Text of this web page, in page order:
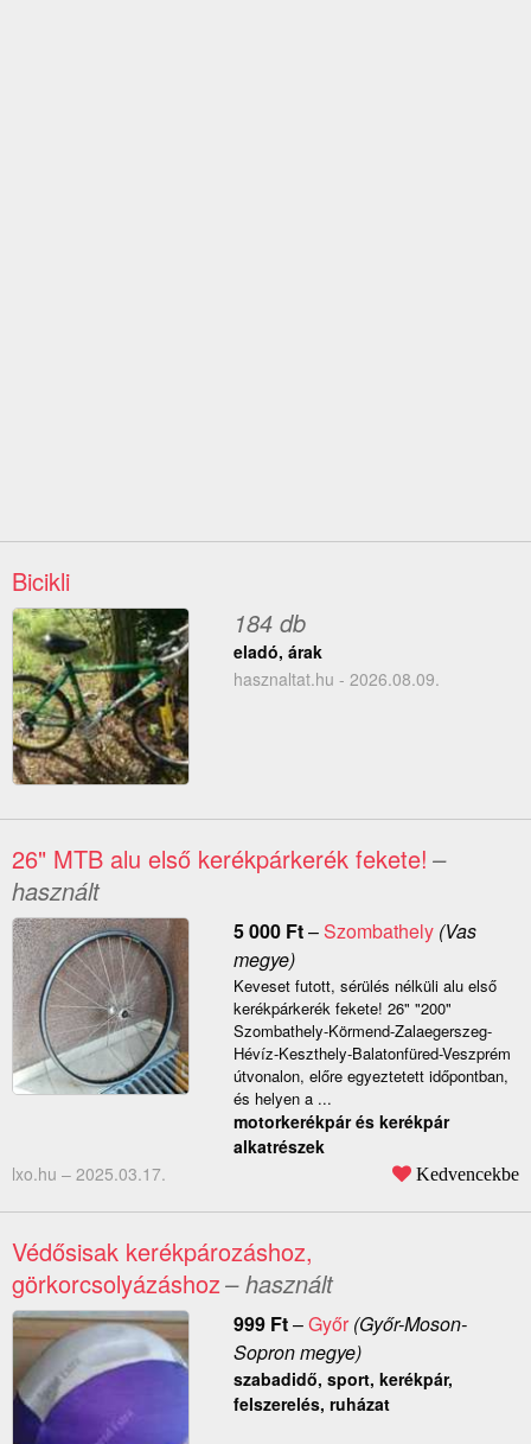
Bicikli
184 db
eladó, árak
hasznaltat.hu - 2026.08.09.
26" MTB alu első kerékpárkerék fekete! –
használt
5 000 Ft–Szombathely(Vas
megye)
Keveset futott, sérülés nélküli alu első
kerékpárkerék fekete! 26" "200"
Szombathely-Körmend-Zalaegerszeg-
Hévíz-Keszthely-Balatonfüred-Veszprém
útvonalon, előre egyeztetett időpontban,
és helyen a ...
motorkerékpár és kerékpár
alkatrészek
lxo.hu – 2025.03.17. Kedvencekbe
Védősisak kerékpározáshoz,
görkorcsolyázáshoz– használt
999 Ft–Győr(Győr-Moson-
Sopron megye)
szabadidő, sport, kerékpár,
felszerelés, ruházat